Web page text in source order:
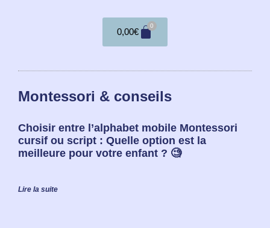
0,00€
0
Montessori & conseils
Choisir entre l’alphabet mobile Montessori
cursif ou script : Quelle option est la
meilleure pour votre enfant ? 🧐
Lire la suite